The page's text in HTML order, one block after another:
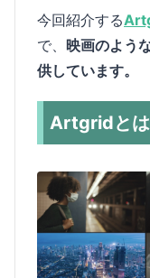
今回紹介する
で、 映画のよう
供しています。
Artgridとは